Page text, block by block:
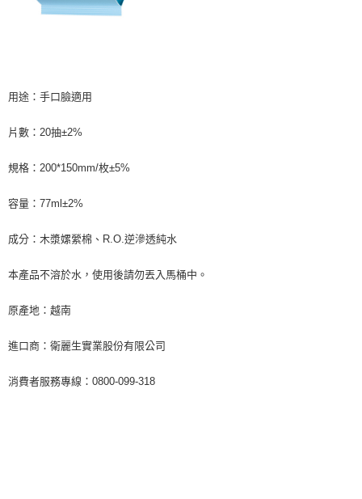
１．透過由恩沛科技股份有限公司提供之「AFTEE先享後付」服務完成之交
「AFTEE先享後付」，若未經同意申辦者引起之損失，本公司不負相關責
４．使用「AFTEE先享後付」時，將依據個別帳號之用戶狀況，依本公司即
時審查核予不同之上限額度；若仍有額度不足之情形，本公司將視審查結果
５．嚴禁一人註冊多個帳號或使用他人資訊註冊。若發現惡意使用之情形，
每筆NT$120，滿NT$899(含以上)免運費
用途：手口臉適用
片數：20抽±2%
規格：200*150mm/枚±5%
容量：77ml±2%
成分：木漿嫘縈棉、R.O.逆滲透純水
本產品不溶於水，使用後請勿丟入馬桶中。
原產地：越南
進口商：衛麗生實業股份有限公司
消費者服務專線：0800-099-318